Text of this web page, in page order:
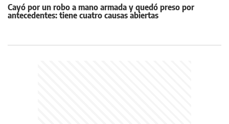
Cayó por un robo a mano armada y quedó preso por
antecedentes: tiene cuatro causas abiertas